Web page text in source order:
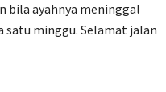
bila ayahnya meninggal
satu minggu. Selamat jalan